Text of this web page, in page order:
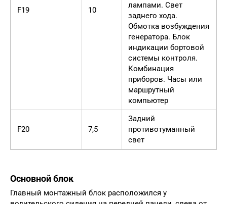
F19 10
лампами. Свет
заднего хода.
Обмотка возбуждения
генератора. Блок
индикации бортовой
системы контроля.
Комбинация
приборов. Часы или
маршрутный
компьютер
F20 7,5
Задний
противотуманный
свет
Основной блок
Главный монтажный блок расположился у